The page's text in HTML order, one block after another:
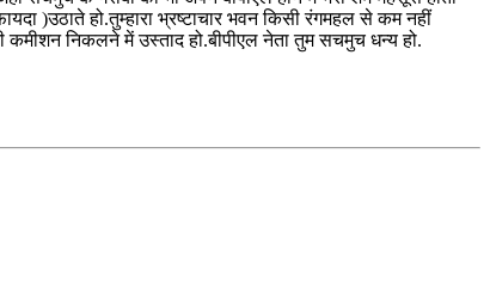
)उठाते हो.तुम्हारा भ्रष्टाचार भवन किसी रंगमहल से कम नहीं
भी कमीशन निकलने में उस्ताद हो.बीपीएल नेता तुम सचमुच धन्य हो.